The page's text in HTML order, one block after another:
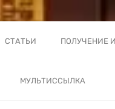
СТАТЬИ ПОЛУЧЕНИЕ
МУЛЬТИССЫЛКА